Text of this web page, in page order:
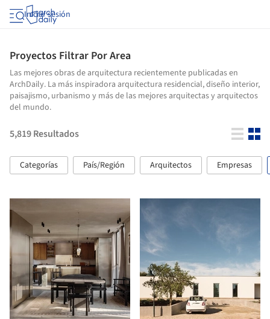
Iniciar sesión
Proyectos Filtrar Por Area
Las mejores obras de arquitectura recientemente publicadas en
ArchDaily. La más inspiradora arquitectura residencial, diseño interior,
paisajismo, urbanismo y más de las mejores arquitectas y arquitectos
del mundo.
5,819Resultados
Categorías País/Región Arquitectos Empresas